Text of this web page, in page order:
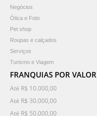
Negócios
Ótica e Foto
Pet shop
Roupas e calçados
Serviços
Turismo e Viagem
FRANQUIAS POR VALOR
Até R$ 10.000,00
Até R$ 30.000,00
Até R$ 50.000,00